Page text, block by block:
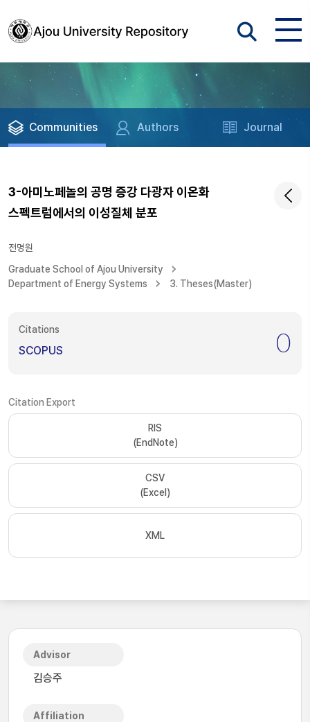
Communities Authors Journal
3-아미노페놀의 공명 증강 다광자 이온화
스펙트럼에서의 이성질체 분포
전명원
Graduate School of Ajou University
Department of Energy Systems
3. Theses(Master)
Citations
SCOPUS 0
Citation Export
RIS
(EndNote)
CSV
(Excel)
XML
Advisor
김승주
Affiliation